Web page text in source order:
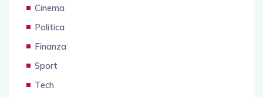
Cinema
Politica
Finanza
Sport
Tech